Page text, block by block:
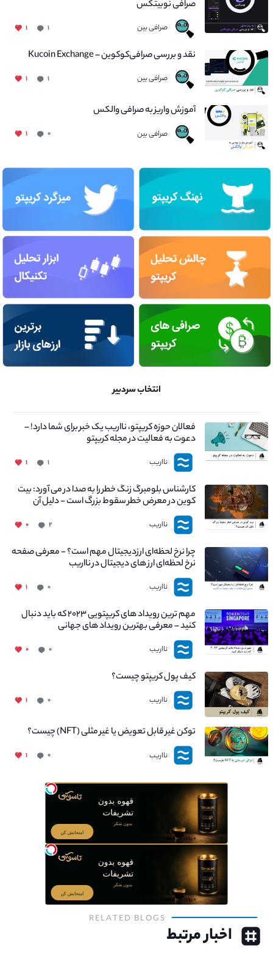
صرافی نوبیتکس
صرافی بین ۱ ۱
نقد و بررسی صرافی‌کوکوین – Kucoin Exchange
صرافی بین ۱ ۱
آموزش واریز به صرافی والکس
صرافی بین ۰ ۱
انتخاب سردبیر
فعالان حوزه کریپتو، نااریب یک خبر برای شما دارد! –
دعوت به فعالیت در مجله کریپتو
نااریب ۱ ۱
کارشناس بلومبرگ زنگ خطر را به صدا در می آورد: بیت
کوین در معرض خطر سقوط بزرگ است - دلیل آن
چیست؟
نااریب ۲ ۰
چرا نرخ لحظه‌ای ارزدیجیتال مهم است؟ - معرفی صفحه
نرخ لحظه‌ای ارز های دیجیتال در نااریب
نااریب ۰ ۱
مهم ترین رویداد های کریپتویی ۲۰۲۳ که باید دنبال
کنید – معرفی بهترین رویداد های جهانی
نااریب ۰ ۰
کیف پول کریپتو چیست؟
نااریب ۰ ۱
توکن غیر قابل تعویض یا غیر مثلی (NFT) چیست؟
نااریب ۰ ۱
RELATED BLOGS
اخبار مرتبط